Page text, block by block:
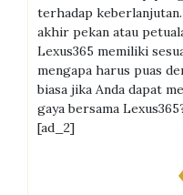
terhadap
akhir pekan atau
Lexus365 memiliki
mengapa harus puas
biasa jika Anda dapat
gaya bersama
[ad_2]